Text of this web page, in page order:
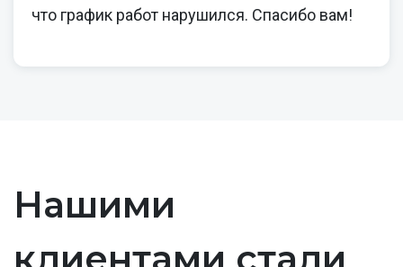
что график работ нарушился. Спасибо вам!
Нашими
клиентами стали